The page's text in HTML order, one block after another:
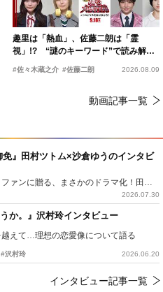
趣里は「熱血」、佐藤二朗は「霊
視」!? “謎のキーワード”で読み解く
#佐々木蔵之介 #佐藤二朗 2026.08.09
動画記事一覧
免』田村ツトム×沙倉ゆうのインタビ
『侍タイムスリッパー』ファンに贈る、まさかのドラマ化！田村ツトム×沙倉ゆうのが語る『心配無用ノ介』撮影秘話
2026.07.30
か。』沢村玲インタビュー
えて…理想の恋愛像について語る
#沢村玲 2026.06.20
インタビュー記事一覧